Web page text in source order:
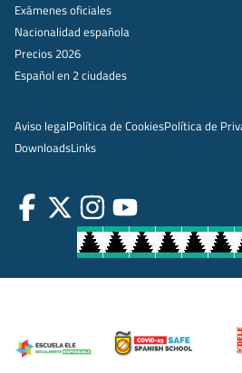
Exámenes oficiales
Nacionalidad española
Precios 2026
Español en 2 ciudades
Aviso legalPolítica de CookiesPolítica de
DownloadsLinks